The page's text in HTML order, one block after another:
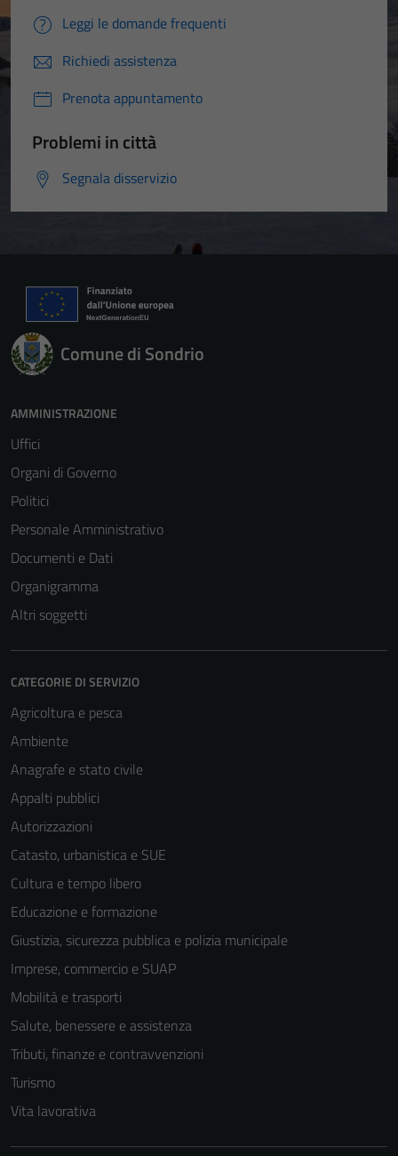
Leggi le domande frequenti
Richiedi assistenza
Prenota appuntamento
Problemi in città
Segnala disservizio
Comune di Sondrio
AMMINISTRAZIONE
Uffici
Organi di Governo
Politici
Personale Amministrativo
Documenti e Dati
Organigramma
Altri soggetti
CATEGORIE DI SERVIZIO
Agricoltura e pesca
Ambiente
Anagrafe e stato civile
Appalti pubblici
Autorizzazioni
Catasto, urbanistica e SUE
Cultura e tempo libero
Educazione e formazione
Giustizia, sicurezza pubblica e polizia municipale
Imprese, commercio e SUAP
Mobilità e trasporti
Salute, benessere e assistenza
Tributi, finanze e contravvenzioni
Turismo
Vita lavorativa